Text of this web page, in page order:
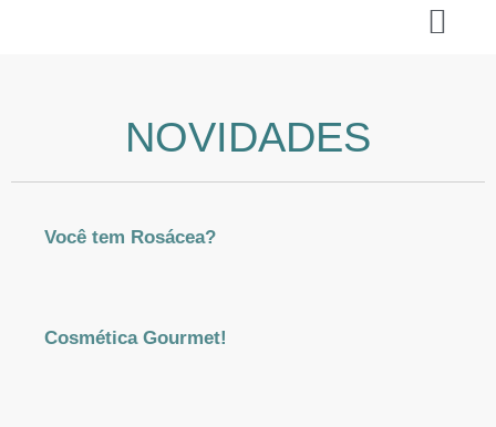
NOVIDADES
Você tem Rosácea?
Cosmética Gourmet!